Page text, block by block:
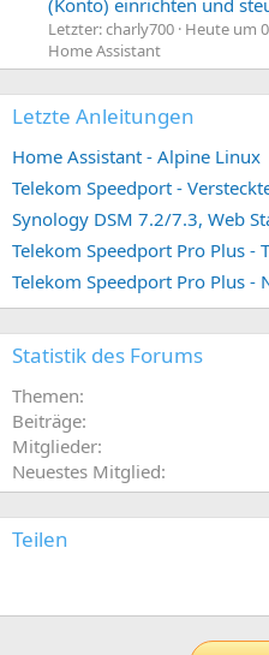
(Konto) einrichten und
Letzter: charly700 Heute um
Home Assistant
Letzte Anleitungen
Home Assistant - Alpine Linux
Telekom Speedport -
Telekom Speedport Pro Plus -
Telekom Speedport Pro Plus -
Statistik des Forums
Themen
Beiträge
Mitglieder
Neuestes Mitglied
Teilen